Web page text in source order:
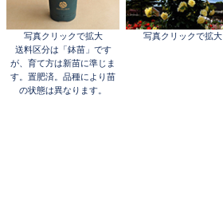
写真クリックで拡大
送料区分は「鉢苗」です
が、育て方は新苗に準じま
す。置肥済。品種により苗
の状態は異なります。
写真クリックで拡大